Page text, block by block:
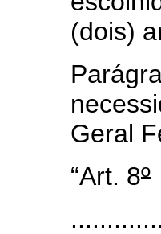
(dois)
Geral
“Art. 8º